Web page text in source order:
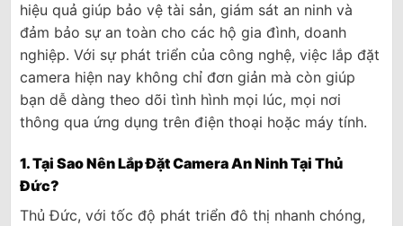
hiệu quả giúp bảo vệ tài sản, giám sát an ninh và
đảm bảo sự an toàn cho các hộ gia đình, doanh
nghiệp. Với sự phát triển của công nghệ, việc lắp đặt
camera hiện nay không chỉ đơn giản mà còn giúp
bạn dễ dàng theo dõi tình hình mọi lúc, mọi nơi
thông qua ứng dụng trên điện thoại hoặc máy tính.
1. Tại Sao Nên Lắp Đặt Camera An Ninh Tại Thủ
Đức?
Thủ Đức, với tốc độ phát triển đô thị nhanh chóng,